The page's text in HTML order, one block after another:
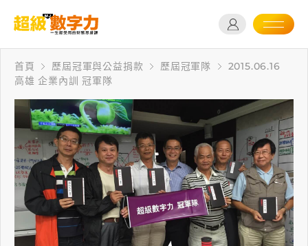
首頁 歷屆冠軍與公益捐款 歷屆冠軍隊
2015.06.16
高雄 企業內訓 冠軍隊